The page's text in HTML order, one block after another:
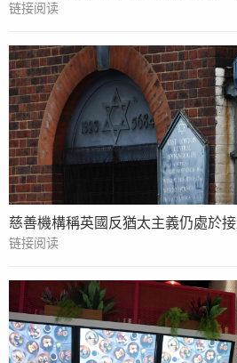
链接阅读
慈善機構稱英國反猶太主義仍處於
链接阅读